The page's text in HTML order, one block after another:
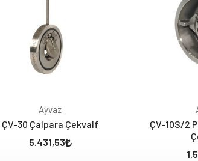
Ayvaz
ÇV-30 Çalpara Çekvalf
5.431,53
ÇV-10S/2